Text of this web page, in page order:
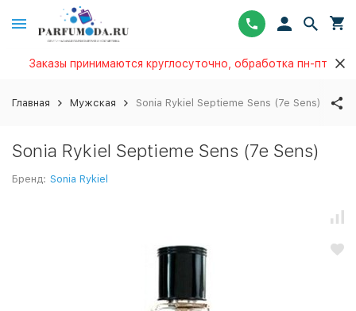
Заказы принимаются круглосуточно, обработка пн-пт
Главная Мужская Sonia Rykiel Septieme Sens (7e Sens)
Sonia Rykiel Septieme Sens (7e Sens)
Бренд: Sonia Rykiel